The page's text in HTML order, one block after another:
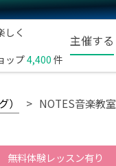
しく
ップ4,400 件
主催する
NOTES音楽教室
無料体験レッスン有り